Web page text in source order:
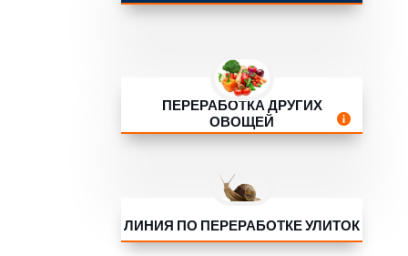
ПЕРЕРАБОТКА ДРУГИХ
ОВОЩЕЙ

ЛИНИЯ ПО ПЕРЕРАБОТКЕ УЛИТОК